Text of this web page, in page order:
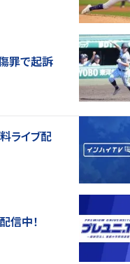
罪で起訴
ライブ配
信中！